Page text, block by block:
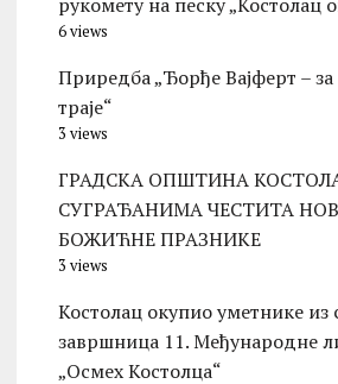
6 views
Приредба „Ђорђе Вајферт – за
траје“
3 views
ГРАДСКА ОПШТИНА
СУГРАЂАНИМА ЧЕСТИТА
БОЖИЋНЕ ПРАЗНИКЕ
3 views
Костолац окупио уметнике из
завршница 11. Међународне
„Осмех Костолца“